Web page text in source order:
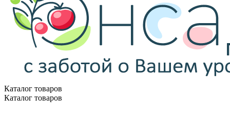
Каталог товаров
Каталог товаров